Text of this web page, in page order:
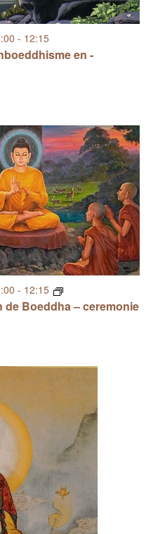
en -
- 12:15
de Boeddha – ceremonie
- 12:15